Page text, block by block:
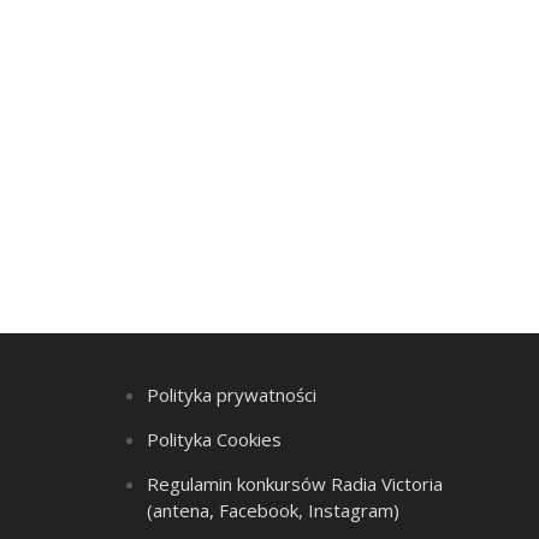
Polityka prywatności
Polityka Cookies
Regulamin konkursów Radia Victoria
(antena, Facebook, Instagram)